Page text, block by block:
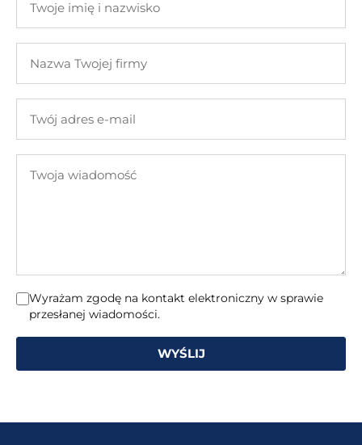
imię
nazwisko
Twojej
adres
mail
wiadomość
Wyrażam zgodę na kontakt elektroniczny w sprawie
przesłanej wiadomości.
WYŚLIJ